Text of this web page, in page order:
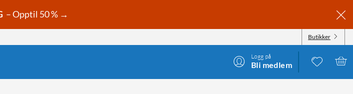
– Opptil 50 % →
Butikker
Logg på
Bli medlem